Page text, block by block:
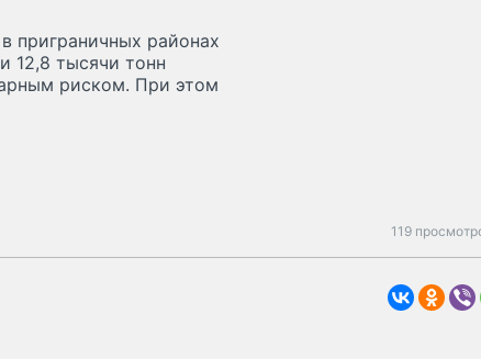
приграничных районах
12,8 тысячи тонн
риском. При этом
119